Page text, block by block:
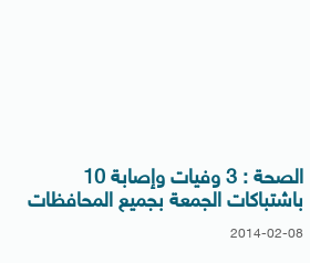
الصحة : 3 وفيات وإصابة 10
باشتباكات الجمعة بجميع المحافظات
2014-02-08